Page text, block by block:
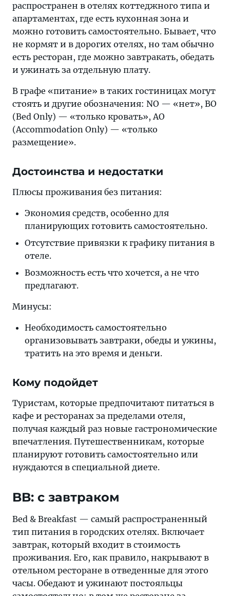
распространен в отелях коттеджного типа и
апартаментах, где есть кухонная зона и
можно готовить самостоятельно. Бывает, что
не кормят и в дорогих отелях, но там обычно
есть ресторан, где можно завтракать, обедать
и ужинать за отдельную плату.
В графе «питание» в таких гостиницах могут
стоять и другие обозначения: NO — «нет», BO
(Bed Only) — «только кровать», AO
(Accommodation Only) — «только
размещение».
Достоинства и недостатки
Плюсы проживания без питания:
Экономия средств, особенно для
планирующих готовить самостоятельно.
Отсутствие привязки к графику питания в
отеле.
Возможность есть что хочется, а не что
предлагают.
Минусы:
Необходимость самостоятельно
организовывать завтраки, обеды и ужины,
тратить на это время и деньги.
Кому подойдет
Туристам, которые предпочитают питаться в
кафе и ресторанах за пределами отеля,
получая каждый раз новые гастрономические
впечатления. Путешественникам, которые
планируют готовить самостоятельно или
нуждаются в специальной диете.
BB: с завтраком
Bed & Breakfast — самый распространенный
тип питания в городских отелях. Включает
завтрак, который входит в стоимость
проживания. Его, как правило, накрывают в
отельном ресторане в отведенные для этого
часы. Обедают и ужинают постояльцы